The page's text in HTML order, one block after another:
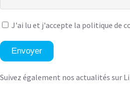
J'ai lu et j'accepte la politique de
Envoyer
Suivez également nos actualités sur